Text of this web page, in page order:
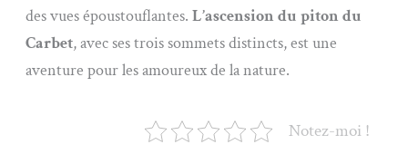
des vues époustouflantes.L’ascension du piton du
Carbet, avec ses trois sommets distincts, est une
aventure pour les amoureux de la nature.
Notez-moi !